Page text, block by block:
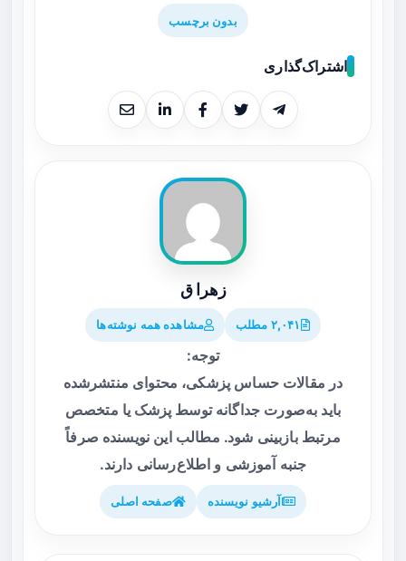
بدون برچسب
اشتراک‌گذاری
زهرا ق
۲,۰۴۱ مطلب مشاهده همه نوشته‌ها
توجه:
در مقالات حساس پزشکی، محتوای منتشرشده
باید به‌صورت جداگانه توسط پزشک یا متخصص
مرتبط بازبینی شود. مطالب این نویسنده صرفاً
جنبه آموزشی و اطلاع‌رسانی دارند.
آرشیو نویسنده صفحه اصلی